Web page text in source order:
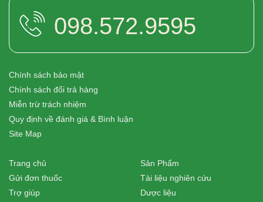
098.572.9595
Chính sách bảo mật
Chính sách đổi trả hàng
Miễn trừ trách nhiệm
Quy định về đánh giá & Bình luận
Site Map
Trang chủ
Gửi đơn thuốc
Trợ giúp
Sản Phẩm
Tài liệu nghiên cứu
Dược liệu